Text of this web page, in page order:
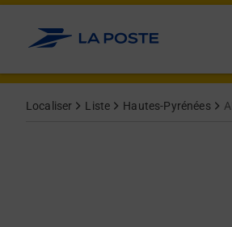
Allez au contenu
Localiser Liste Hautes-Pyrénées
Afficher ou masquer la réponse
Afficher ou masquer la réponse
Afficher ou masquer la réponse
Afficher ou masquer la réponse
Afficher ou masquer la réponse